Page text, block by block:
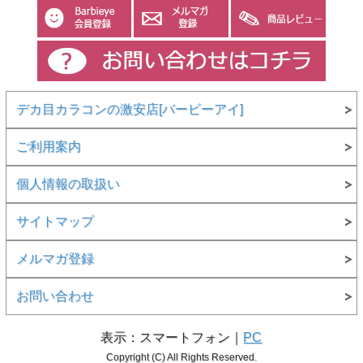
デカ目カラコンの激安店[バービーアイ]
ご利用案内
個人情報の取扱い
サイトマップ
メルマガ登録
お問い合わせ
表示：スマートフォン｜ PC
Copyright (C) All Rights Reserved.